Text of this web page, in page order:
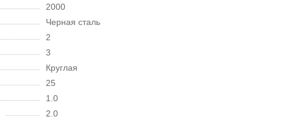
2000
Черная сталь
2
3
Круглая
25
1.0
2.0